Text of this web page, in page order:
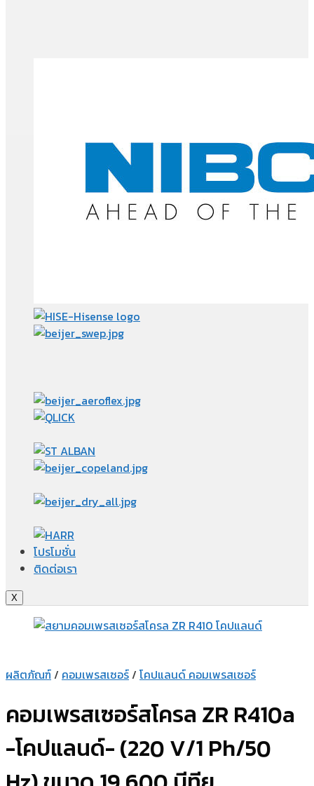
โปรโมชั่น
ติดต่อเรา
X
ผลิตภัณฑ์/ คอมเพรสเซอร์/ โคปแลนด์ คอมเพรสเซอร์
คอมเพรสเซอร์สโครล ZR R410a
-โคปแลนด์- (220 V/1 Ph/50